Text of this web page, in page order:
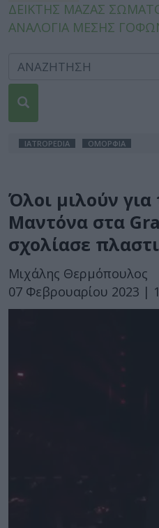
ΔΕΙΚΤΗΣ ΜΑΖΑΣ
ΑΝΑΛΟΓΙΑ ΜΕΣΗΣ
IATROPEDIA ΟΜΟΡΦΙΑ
Όλοι μιλούν
Μαντόνα στα
σχολίασε
Μιχάλης Θερμόπουλος
07 Φεβρουαρίου 2023 |